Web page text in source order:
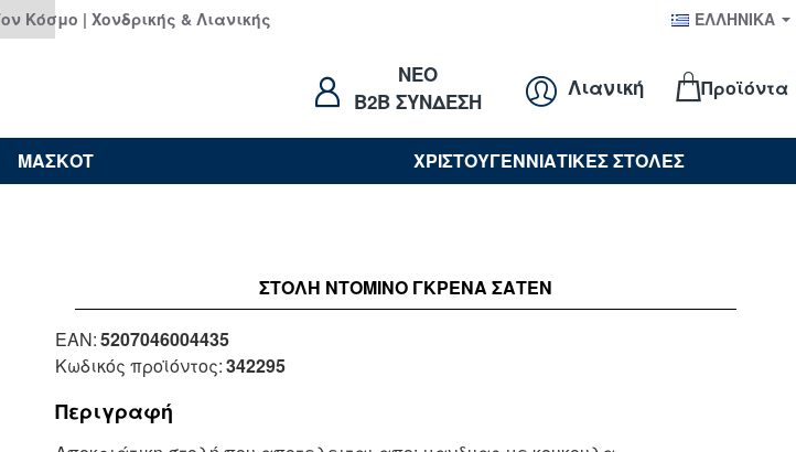
Κόσμο | Χονδρικής & Λιανικής ΕΛΛΗΝΙΚΆ
NEO
B2B ΣΥΝΔΕΣΗ
Λιανική Προϊόντα
ΜΑΣΚΟΤ ΧΡΙΣΤΟΥΓΕΝΝΙΑΤΙΚΕΣ ΣΤΟΛΕΣ
ΣΤΟΛΉ ΝΤΟΜΙΝΟ ΓΚΡΕΝΑ ΣΑΤΕΝ
Περιγραφή
Κωδικός προϊόντος:342295
EAN:5207046004435